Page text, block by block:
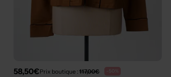
58,50€Prix boutique :117,00€ -50%